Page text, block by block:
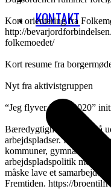
KONTAKT
Kort orientering fra
http://
folkemoedet/
Kort resume fra
Nyt fra aktivistgruppen
“Jeg flyver ikke i 2020”
Bæredygtighedspolitik på
arbejdspladser. Projekt,
kommuner, gymnasier og
arbejdspladspolitik med
måske lave et samarbejde
Fremtiden. https://